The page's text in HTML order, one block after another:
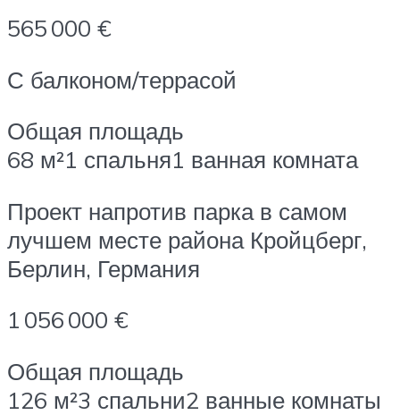
565 000 €
С балконом/террасой
Общая площадь
68 м²1 спальня1 ванная комната
Проект напротив парка в самом
лучшем месте района Кройцберг,
Берлин, Германия
1 056 000 €
Общая площадь
126 м²3 спальни2 ванные комнаты